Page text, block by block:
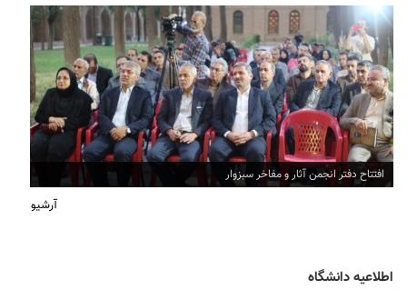
افتتاح دفتر انجمن آثار و مفاخر سبزوار
آرشیو
اطلاعیه دانشگاه